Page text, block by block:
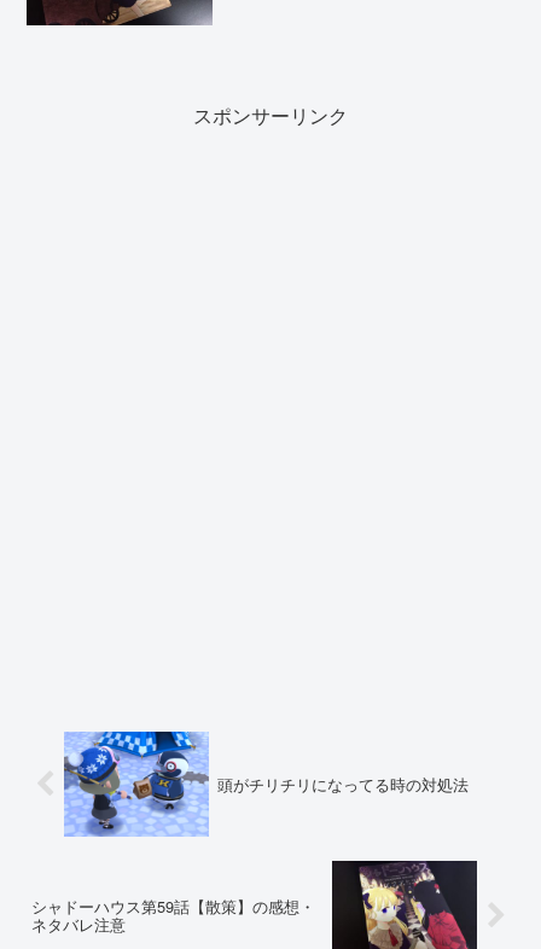
スポンサーリンク
頭がチリチリになってる時の対処法
シャドーハウス第59話【散策】の感想・
ネタバレ注意